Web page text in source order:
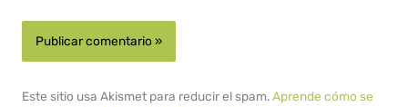
Este sitio usa Akismet para reducir el spam.Aprende cómo se